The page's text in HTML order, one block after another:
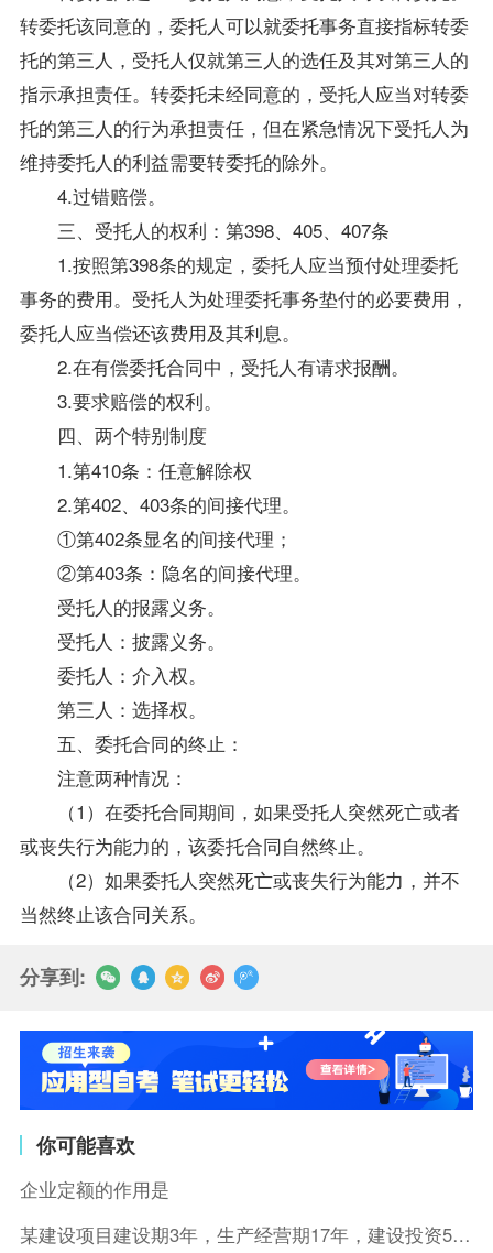
转委托该同意的，委托人可以就委托事务直接指标转委
托的第三人，受托人仅就第三人的选任及其对第三人的
指示承担责任。转委托未经同意的，受托人应当对转委
托的第三人的行为承担责任，但在紧急情况下受托人为
维持委托人的利益需要转委托的除外。
4.过错赔偿。
三、受托人的权利：第398、405、407条
1.按照第398条的规定，委托人应当预付处理委托
事务的费用。受托人为处理委托事务垫付的必要费用，
委托人应当偿还该费用及其利息。
2.在有偿委托合同中，受托人有请求报酬。
3.要求赔偿的权利。
四、两个特别制度
1.第410条：任意解除权
2.第402、403条的间接代理。
①第402条显名的间接代理；
②第403条：隐名的间接代理。
受托人的报露义务。
受托人：披露义务。
委托人：介入权。
第三人：选择权。
五、委托合同的终止：
注意两种情况：
（1）在委托合同期间，如果受托人突然死亡或者
或丧失行为能力的，该委托合同自然终止。
（2）如果委托人突然死亡或丧失行为能力，并不
当然终止该合同关系。
分享到:
你可能喜欢
企业定额的作用是
某建设项目建设期3年，生产经营期17年，建设投资5500万元